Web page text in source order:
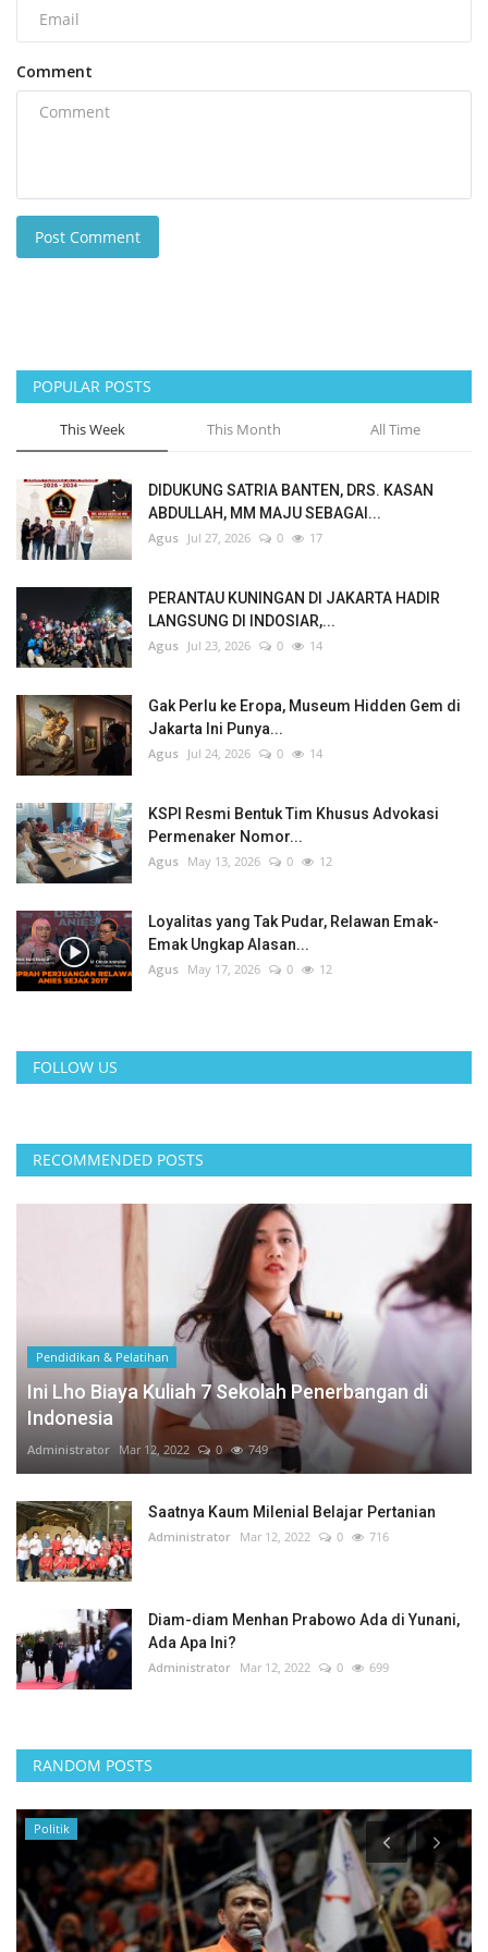
Comment
Post Comment
POPULAR POSTS
This Week This Month All Time
DIDUKUNG SATRIA BANTEN, DRS. KASAN
ABDULLAH, MM MAJU SEBAGAI...
Agus Jul 27, 2026 0 17
PERANTAU KUNINGAN DI JAKARTA HADIR
LANGSUNG DI INDOSIAR,...
Agus Jul 23, 2026 0 14
Gak Perlu ke Eropa, Museum Hidden Gem di
Jakarta Ini Punya...
Agus Jul 24, 2026 0 14
KSPI Resmi Bentuk Tim Khusus Advokasi
Permenaker Nomor...
Agus May 13, 2026 0 12
Loyalitas yang Tak Pudar, Relawan Emak-
Emak Ungkap Alasan...
Agus May 17, 2026 0 12
FOLLOW US
RECOMMENDED POSTS
Pendidikan & Pelatihan
Ini Lho Biaya Kuliah 7 Sekolah Penerbangan di
Indonesia
Administrator Mar 12, 2022 0 749
Saatnya Kaum Milenial Belajar Pertanian
Administrator Mar 12, 2022 0 716
Diam-diam Menhan Prabowo Ada di Yunani,
Ada Apa Ini?
Administrator Mar 12, 2022 0 699
RANDOM POSTS
Ekonomi & Keuangan